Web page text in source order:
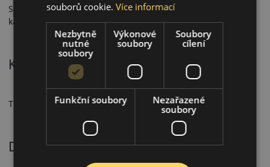
Spolehlivý brzdný výkon a stabilní ovladatelnost při
každodenním provozu.
Komfort a hlučnost
Tichý chod a příjemný jízdní komfort i při delších cestách.
Doporučené použití
souborů cookie.Více informací
Nezbytně
nutné
soubory
Výkonové
soubory
Soubory
cílení
Funkční soubory
Nezařazené
soubory